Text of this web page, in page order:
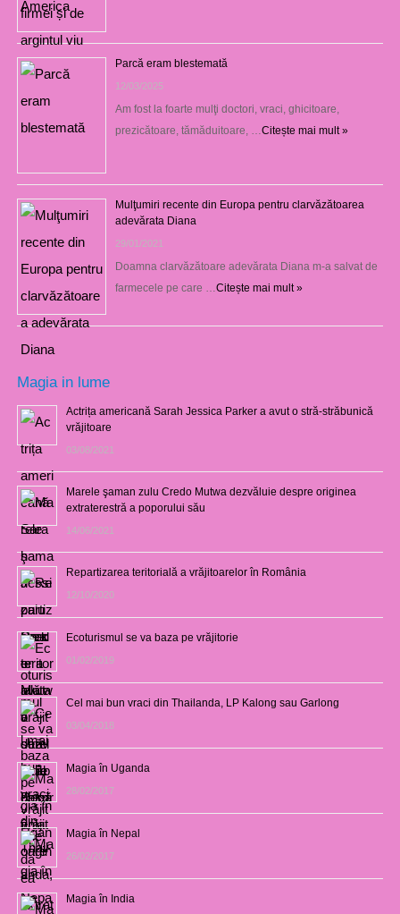
Parcă eram blestemată
12/03/2025
Am fost la foarte mulţi doctori, vraci, ghicitoare,
prezicătoare, tămăduitoare, … Citește mai mult »
Mulţumiri recente din Europa pentru clarvăzătoarea
adevărata Diana
29/01/2021
Doamna clarvăzătoare adevărata Diana m-a salvat de
farmecele pe care … Citește mai mult »
Magia in lume
Actrița americană Sarah Jessica Parker a avut o stră-străbunică
vrăjitoare
03/08/2021
Marele şaman zulu Credo Mutwa dezvăluie despre originea
extraterestră a poporului său
14/06/2021
Repartizarea teritorială a vrăjitoarelor în România
12/10/2020
Ecoturismul se va baza pe vrăjitorie
01/02/2019
Cel mai bun vraci din Thailanda, LP Kalong sau Garlong
03/04/2018
Magia în Uganda
28/02/2017
Magia în Nepal
26/02/2017
Magia în India